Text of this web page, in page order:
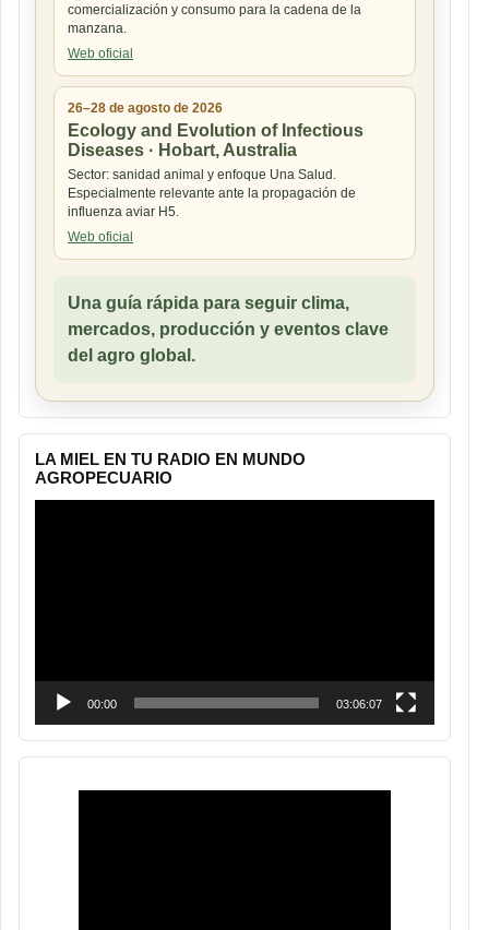
comercialización y consumo para la cadena de la
manzana.
Web oficial
26–28 de agosto de 2026
Ecology and Evolution of Infectious
Diseases · Hobart, Australia
Sector: sanidad animal y enfoque Una Salud.
Especialmente relevante ante la propagación de
influenza aviar H5.
Web oficial
Una guía rápida para seguir clima,
mercados, producción y eventos clave
del agro global.
LA MIEL EN TU RADIO EN MUNDO
AGROPECUARIO
00:00 03:06:07